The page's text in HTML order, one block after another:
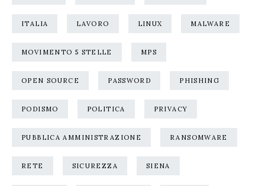
ITALIA LAVORO LINUX MALWARE
MOVIMENTO 5 STELLE MPS
OPEN SOURCE PASSWORD PHISHING
PODISMO POLITICA PRIVACY
PUBBLICA AMMINISTRAZIONE RANSOMWARE
RETE SICUREZZA SIENA